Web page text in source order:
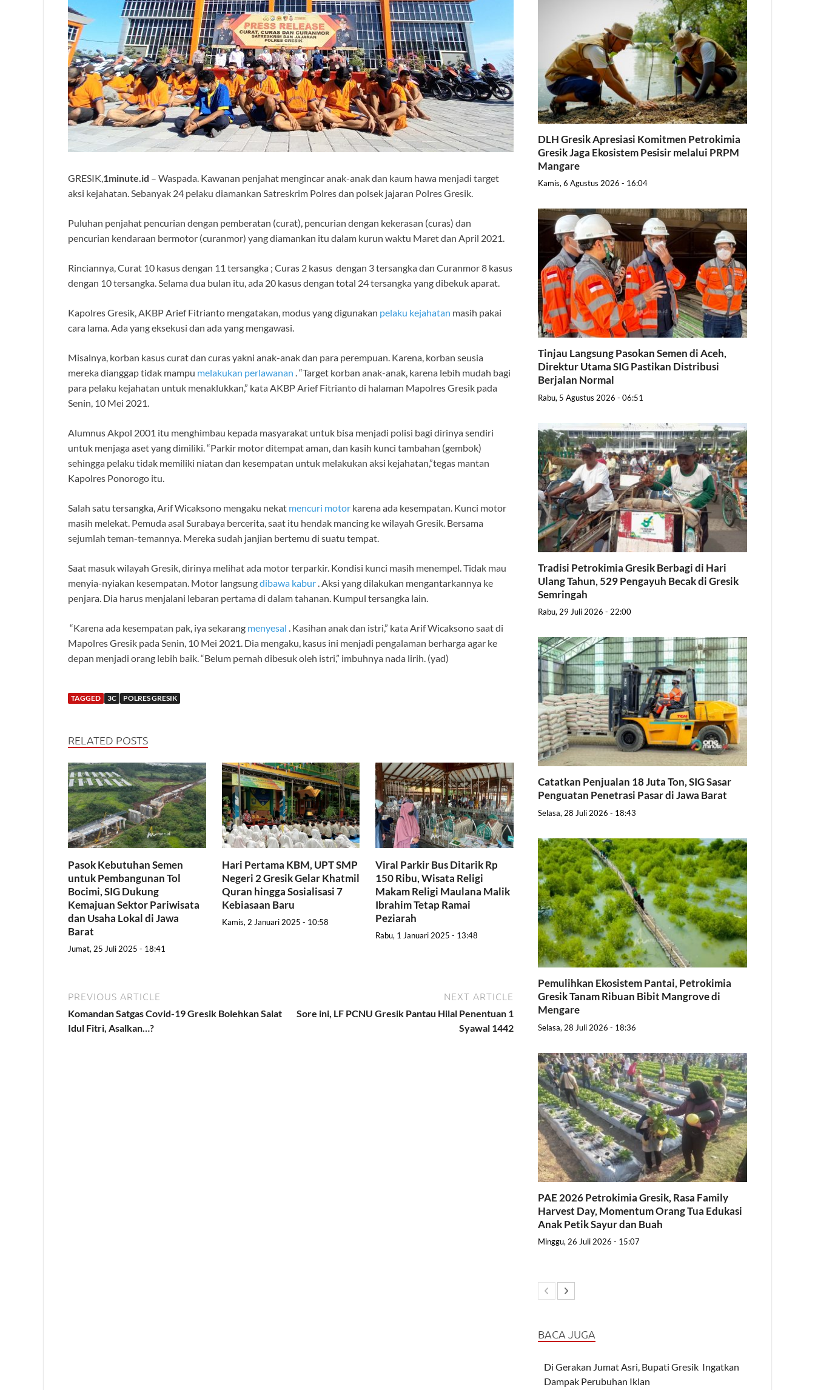
GRESIK,1minute.id – Waspada. Kawanan penjahat mengincar anak-anak dan kaum hawa menjadi target
aksi kejahatan. Sebanyak 24 pelaku diamankan Satreskrim Polres dan polsek jajaran Polres Gresik.
Puluhan penjahat pencurian dengan pemberatan (curat), pencurian dengan kekerasan (curas) dan
pencurian kendaraan bermotor (curanmor) yang diamankan itu dalam kurun waktu Maret dan April 2021.
Rinciannya, Curat 10 kasus dengan 11 tersangka ; Curas 2 kasus dengan 3 tersangka dan Curanmor 8 kasus
dengan 10 tersangka. Selama dua bulan itu, ada 20 kasus dengan total 24 tersangka yang dibekuk aparat.
Kapolres Gresik, AKBP Arief Fitrianto mengatakan, modus yang digunakan pelaku kejahatan masih pakai
cara lama. Ada yang eksekusi dan ada yang mengawasi.
Misalnya, korban kasus curat dan curas yakni anak-anak dan para perempuan. Karena, korban seusia
mereka dianggap tidak mampu melakukan perlawanan . “Target korban anak-anak, karena lebih mudah bagi
para pelaku kejahatan untuk menaklukkan,” kata AKBP Arief Fitrianto di halaman Mapolres Gresik pada
Senin, 10 Mei 2021.
Alumnus Akpol 2001 itu menghimbau kepada masyarakat untuk bisa menjadi polisi bagi dirinya sendiri
untuk menjaga aset yang dimiliki. “Parkir motor ditempat aman, dan kasih kunci tambahan (gembok)
sehingga pelaku tidak memiliki niatan dan kesempatan untuk melakukan aksi kejahatan,”tegas mantan
Kapolres Ponorogo itu.
Salah satu tersangka, Arif Wicaksono mengaku nekat mencuri motor karena ada kesempatan. Kunci motor
masih melekat. Pemuda asal Surabaya bercerita, saat itu hendak mancing ke wilayah Gresik. Bersama
sejumlah teman-temannya. Mereka sudah janjian bertemu di suatu tempat.
Saat masuk wilayah Gresik, dirinya melihat ada motor terparkir. Kondisi kunci masih menempel. Tidak mau
menyia-nyiakan kesempatan. Motor langsungdibawa kabur. Aksi yang dilakukan mengantarkannya ke
penjara. Dia harus menjalani lebaran pertama di dalam tahanan. Kumpul tersangka lain.
“Karena ada kesempatan pak, iya sekarang menyesal . Kasihan anak dan istri,” kata Arif Wicaksono saat di
Mapolres Gresik pada Senin, 10 Mei 2021. Dia mengaku, kasus ini menjadi pengalaman berharga agar ke
depan menjadi orang lebih baik. “Belum pernah dibesuk oleh istri,” imbuhnya nada lirih. (yad)
TAGGED 3C POLRES GRESIK
RELATED POSTS
Pasok Kebutuhan Semen
untuk Pembangunan Tol
Bocimi, SIG Dukung
Kemajuan Sektor Pariwisata
dan Usaha Lokal di Jawa
Barat
Jumat, 25 Juli 2025 - 18:41
Hari Pertama KBM, UPT SMP
Negeri 2 Gresik Gelar Khatmil
Quran hingga Sosialisasi 7
Kebiasaan Baru
Kamis, 2 Januari 2025 - 10:58
Viral Parkir Bus Ditarik Rp
150 Ribu, Wisata Religi
Makam Religi Maulana Malik
Ibrahim Tetap Ramai
Peziarah
Rabu, 1 Januari 2025 - 13:48
PREVIOUS ARTICLE
Komandan Satgas Covid-19 Gresik Bolehkan Salat
Idul Fitri, Asalkan…?
NEXT ARTICLE
Sore ini, LF PCNU Gresik Pantau Hilal Penentuan 1
Syawal 1442
DLH Gresik Apresiasi Komitmen Petrokimia
Gresik Jaga Ekosistem Pesisir melalui PRPM
Mangare
Kamis, 6 Agustus 2026 - 16:04
Tinjau Langsung Pasokan Semen di Aceh,
Direktur Utama SIG Pastikan Distribusi
Berjalan Normal
Rabu, 5 Agustus 2026 - 06:51
Tradisi Petrokimia Gresik Berbagi di Hari
Ulang Tahun, 529 Pengayuh Becak di Gresik
Semringah
Rabu, 29 Juli 2026 - 22:00
Catatkan Penjualan 18 Juta Ton, SIG Sasar
Penguatan Penetrasi Pasar di Jawa Barat
Selasa, 28 Juli 2026 - 18:43
Pemulihkan Ekosistem Pantai, Petrokimia
Gresik Tanam Ribuan Bibit Mangrove di
Mengare
Selasa, 28 Juli 2026 - 18:36
PAE 2026 Petrokimia Gresik, Rasa Family
Harvest Day, Momentum Orang Tua Edukasi
Anak Petik Sayur dan Buah
Minggu, 26 Juli 2026 - 15:07
BACA JUGA
Di Gerakan Jumat Asri, Bupati Gresik Ingatkan
Dampak Perubuhan Iklan